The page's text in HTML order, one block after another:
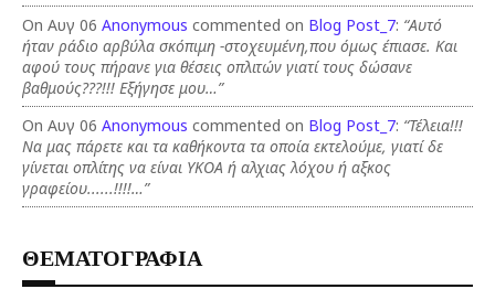
On Αυγ 06 Anonymous commented on Blog Post_7: “Αυτό
ήταν ράδιο αρβύλα σκόπιμη -στοχευμένη,που όμως έπιασε. Και
αφού τους πήρανε για θέσεις οπλιτών γιατί τους δώσανε
βαθμούς???!!! Εξήγησε μου…”
On Αυγ 06 Anonymous commented on Blog Post_7: “Τέλεια!!!
Να μας πάρετε και τα καθήκοντα τα οποία εκτελούμε, γιατί δε
γίνεται οπλίτης να είναι ΥΚΟΑ ή αλχιας λόχου ή αξκος
γραφείου......!!!!…”
ΘΕΜΑΤΟΓΡΑΦΙΑ